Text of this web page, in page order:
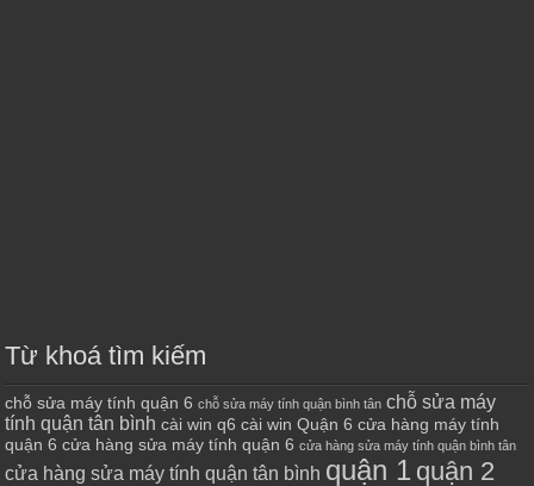
Từ khoá tìm kiếm
chỗ sửa máy tính quận 6 chỗ sửa máy tính quận bình tân chỗ sửa máy
tính quận tân bình cài win q6 cài win Quận 6 cửa hàng máy tính
quận 6 cửa hàng sửa máy tính quận 6 cửa hàng sửa máy tính quận bình tân
cửa hàng sửa máy tính quận tân bình quận 1 quận 2